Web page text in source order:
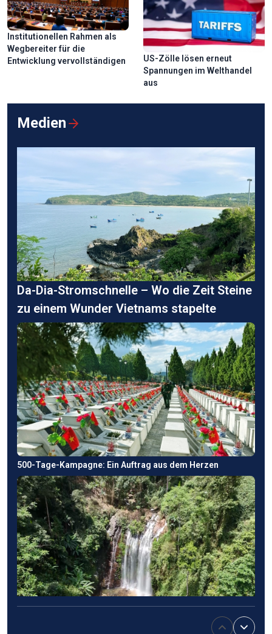
Institutionellen Rahmen als
Wegbereiter für die
Entwicklung vervollständigen
US-Zölle lösen erneut
Spannungen im Welthandel
aus
Medien
500-Tage-Kampagne: Ein Auftrag aus dem Herzen
Wandern zum Lung Pang-Wasserfall – Naturerlebnis im
Da-Dia-Stromschnelle – Wo die Zeit Steine
zu einem Wunder Vietnams stapelte